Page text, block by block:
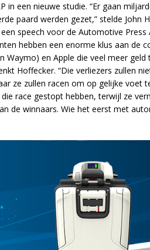
in een nieuwe studie. “Er gaan
paard werden gezet,” stelde John
speech voor de Automotive
hebben een enorme klus aan de
Waymo) en Apple die veel meer
Hoffecker. “Die verliezers zullen
ze zullen racen om op gelijke voet
race gestopt hebben, terwijl ze
de winnaars. Wie het eerst met